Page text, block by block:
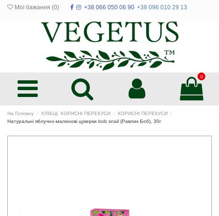
Мої бажання (0) +38 066 050 06 90 +38 096 010 29 13
0
На Головну ХЛІБЦІ, КОРИСНІ ПЕРЕКУСИ
КОРИСНІ ПЕРЕКУСИ
Натуральні яблучно-малинові цукерки bob snail (Равлик Боб), 30г